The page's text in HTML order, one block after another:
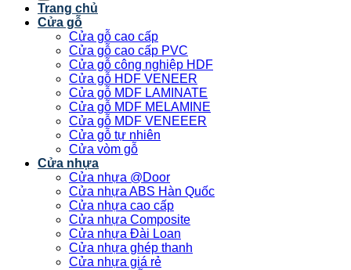
Trang chủ
Cửa gỗ
Cửa gỗ cao cấp
Cửa gỗ cao cấp PVC
Cửa gỗ công nghiệp HDF
Cửa gỗ HDF VENEER
Cửa gỗ MDF LAMINATE
Cửa gỗ MDF MELAMINE
Cửa gỗ MDF VENEEER
Cửa gỗ tự nhiên
Cửa vòm gỗ
Cửa nhựa
Cửa nhựa @Door
Cửa nhựa ABS Hàn Quốc
Cửa nhựa cao cấp
Cửa nhựa Composite
Cửa nhựa Đài Loan
Cửa nhựa ghép thanh
Cửa nhựa giá rẻ